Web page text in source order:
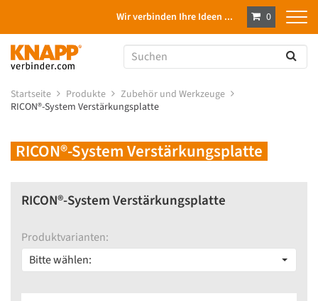
Wir verbinden Ihre Ideen ... 0
Startseite Produkte
Zubehör und Werkzeuge
RICON®-System Verstärkungsplatte
RICON®-System Verstärkungsplatte
RICON®-System Verstärkungsplatte
Produktvarianten:
Bitte wählen: